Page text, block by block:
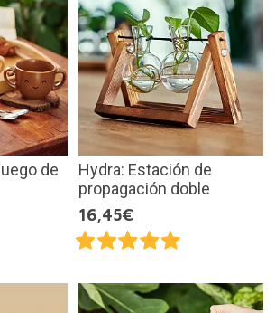
de
Hydra: Estación de
propagación doble
16,45€